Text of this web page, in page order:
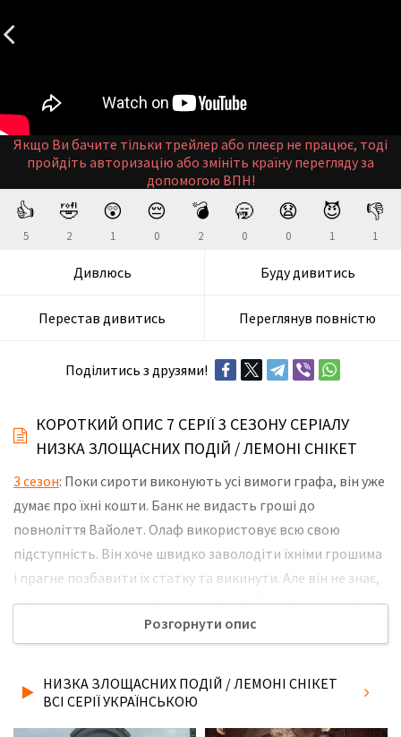
Якщо Ви бачите тільки трейлер або плеєр не працює, тоді
пройдіть авторизацію або змініть країну перегляду за
допомогою ВПН!
👍
5
🤣
2
😲
1
😔
0
💣
2
🥱
0
😧
0
😈
1
👎
1
Дивлюсь Буду дивитись
Перестав дивитись Переглянув повністю
Поділитись з друзями!
КОРОТКИЙ ОПИС 7 СЕРІЇ 3 СЕЗОНУ СЕРІАЛУ
НИЗКА ЗЛОЩАСНИХ ПОДІЙ / ЛЕМОНІ СНІКЕТ
3 сезон: Поки сироти виконують усі вимоги графа, він уже
думає про їхні кошти. Банк не видасть гроші до
повноліття Вайолет. Олаф використовує всю свою
підступність. Він хоче швидко заволодіти їхніми грошима
і прагне позбавити їх статку та викинути. Але він не знає,
з якими розумними дітьми має справу. Він не усвідомлює,
що діти починають розуміти його справжні цілі. Всі вони
боротьби. Не забудьте розповісти друзям, де Ви
дивились нову 7 серію 3 сезону серіалу Низка злощасних
Розгорнути опис
НИЗКА ЗЛОЩАСНИХ ПОДІЙ / ЛЕМОНІ СНІКЕТ
ВСІ СЕРІЇ УКРАЇНСЬКОЮ